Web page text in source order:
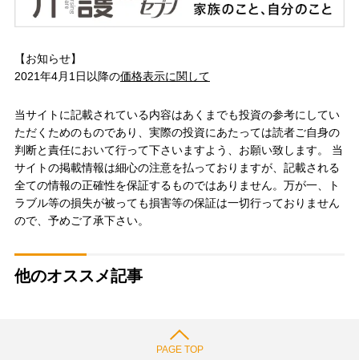
【お知らせ】
2021年4月1日以降の価格表示に関して
当サイトに記載されている内容はあくまでも投資の参考にしてい
ただくためのものであり、実際の投資にあたっては読者ご自身の
判断と責任において行って下さいますよう、お願い致します。 当
サイトの掲載情報は細心の注意を払っておりますが、記載される
全ての情報の正確性を保証するものではありません。万が一、ト
ラブル等の損失が被っても損害等の保証は一切行っておりません
ので、予めご了承下さい。
他のオススメ記事
PAGE TOP